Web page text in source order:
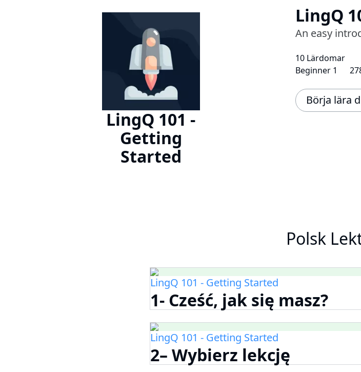
LingQ 101 -
Getting
Started
LingQ
An easy
10 Lärdomar
Beginner 1
Börja lära
Polsk
LingQ 101 - Getting Started
1- Cześć, jak się masz?
LingQ 101 - Getting Started
2– Wybierz lekcję